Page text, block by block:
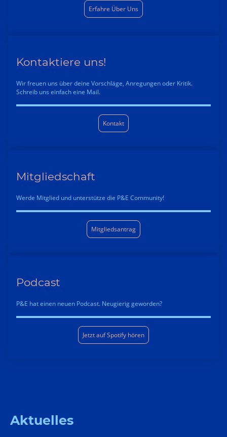
Erfahre Über Uns
Kontaktiere uns!
Wir freuen uns über deine Vorschläge, Anregungen oder Kritik.
Schreib uns einfach eine Mail.
Kontakt
Mitgliedschaft
Werde Mitglied und unterstütze die P&E Community!
Mitgliedsantrag
Podcast
P&E hat einen neuen Podcast. Neugierig geworden?
Jetzt auf Spotify hören
Aktuelles